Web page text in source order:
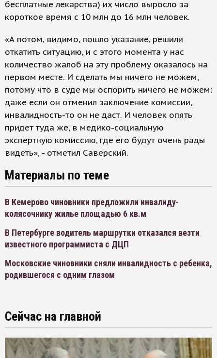
бесплатные лекарства) их число выросло за
короткое время с 10 млн до 16 млн человек.
«А потом, видимо, пошло указание, решили
откатить ситуацию, и с этого момента у нас
количество жалоб на эту проблему оказалось на
первом месте. И сделать мы ничего не можем,
потому что в суде мы оспорить ничего не можем:
даже если он отменил заключение комиссии,
инвалидность-то он не даст. И человек опять
придет туда же, в медико-социальную
экспертную комиссию, где его будут очень рады
видеть», - отметил Саверский.
Материалы по теме
В Кемерово чиновники предложили инвалиду-
колясочнику жилье площадью 6 кв.м
В Петербурге водитель маршрутки отказался везти
известного программиста с ДЦП
Московские чиновники сняли инвалидность с ребенка,
родившегося с одним глазом
Сейчас на главной